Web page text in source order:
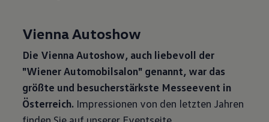
Vienna Autoshow
Die Vienna Autoshow, auch liebevoll der
"Wiener Automobilsalon" genannt, war das
größte und besucherstärkste Messeevent in
Österreich. Impressionen von den letzten Jahren